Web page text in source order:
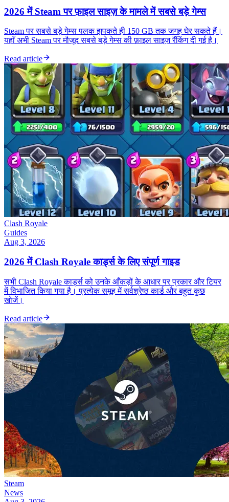
2026 में Steam पर फ़ाइल साइज़ के मामले में सबसे बड़े गेम्स
Steam पर सबसे बड़े गेम्स पलक झपकते ही 150 GB तक जगह घेर सकते हैं।
यहाँ अभी Steam पर मौजूद सबसे बड़े गेम्स की फ़ाइल साइज़ रैंकिंग दी गई है।
Read article
Clash Royale
Guides
Aug 3, 2026
2026 में Clash Royale कार्ड्स के लिए संपूर्ण गाइड
सभी Clash Royale कार्ड्स को उनके आँकड़ों के आधार पर प्रकार और टियर
में विभाजित किया गया है। प्रत्येक समूह में सर्वश्रेष्ठ कार्ड और बहुत कुछ
खोजें।
Read article
Steam
News